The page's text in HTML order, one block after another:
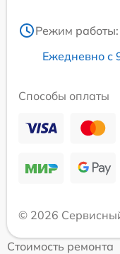
Режим работы:
Ежедневно с
Способы оплаты
© 2026
Стоимость ремонта